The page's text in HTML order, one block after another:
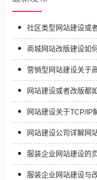
社区类型网站建设或
商城网站改版建设如
营销型网站建设关于
网站建设或者改版都
网站建设关于TCP/IP
网站建设公司详解网
服装企业网站建设的
服装企业网站建设与